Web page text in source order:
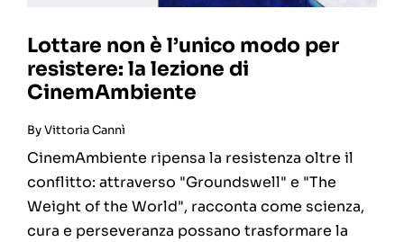
Lottare non è l’unico modo per
resistere: la lezione di
CinemAmbiente
ByVittoria Cannì
CinemAmbiente ripensa la resistenza oltre il
conflitto: attraverso "Groundswell" e "The
Weight of the World", racconta come scienza,
cura e perseveranza possano trasformare la